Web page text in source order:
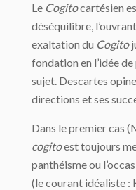
Le Cogitocartésien
déséquilibre,
exaltation du Cogito
fondation en l’idée
sujet. Descartes
directions et ses
Dans le premier cas
cogitoest toujours
panthéisme ou
(le courant idéaliste :